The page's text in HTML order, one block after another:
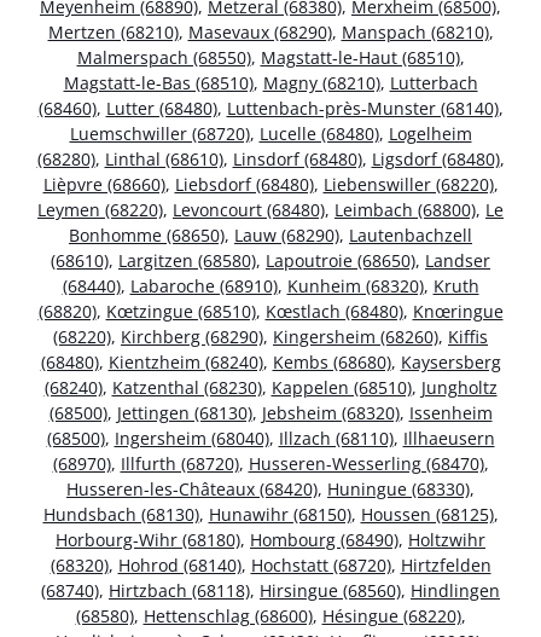
Meyenheim (68890), Metzeral (68380), Merxheim (68500),
Mertzen (68210), Masevaux (68290), Manspach (68210),
Malmerspach (68550), Magstatt-le-Haut (68510),
Magstatt-le-Bas (68510), Magny (68210), Lutterbach
(68460), Lutter (68480), Luttenbach-près-Munster (68140),
Luemschwiller (68720), Lucelle (68480), Logelheim
(68280), Linthal (68610), Linsdorf (68480), Ligsdorf (68480),
Lièpvre (68660), Liebsdorf (68480), Liebenswiller (68220),
Leymen (68220), Levoncourt (68480), Leimbach (68800), Le
Bonhomme (68650), Lauw (68290), Lautenbachzell
(68610), Largitzen (68580), Lapoutroie (68650), Landser
(68440), Labaroche (68910), Kunheim (68320), Kruth
(68820), Kœtzingue (68510), Kœstlach (68480), Knœringue
(68220), Kirchberg (68290), Kingersheim (68260), Kiffis
(68480), Kientzheim (68240), Kembs (68680), Kaysersberg
(68240), Katzenthal (68230), Kappelen (68510), Jungholtz
(68500), Jettingen (68130), Jebsheim (68320), Issenheim
(68500), Ingersheim (68040), Illzach (68110), Illhaeusern
(68970), Illfurth (68720), Husseren-Wesserling (68470),
Husseren-les-Châteaux (68420), Huningue (68330),
Hundsbach (68130), Hunawihr (68150), Houssen (68125),
Horbourg-Wihr (68180), Hombourg (68490), Holtzwihr
(68320), Hohrod (68140), Hochstatt (68720), Hirtzfelden
(68740), Hirtzbach (68118), Hirsingue (68560), Hindlingen
(68580), Hettenschlag (68600), Hésingue (68220),